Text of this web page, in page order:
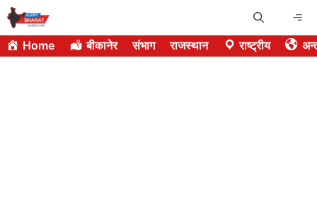
Skip
to
content
Home बीकानेर संभाग राजस्थान राष्ट्रीय